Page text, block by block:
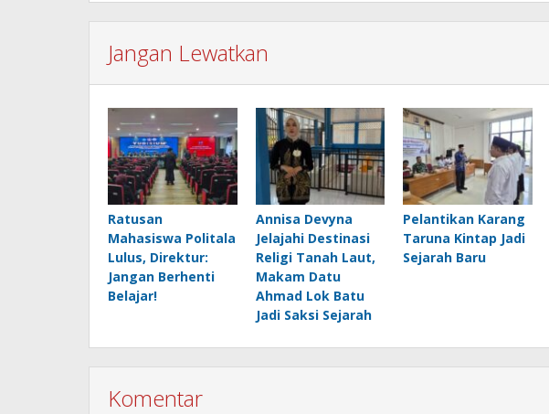
Jangan Lewatkan
Ratusan
Mahasiswa Politala
Lulus, Direktur:
Jangan Berhenti
Belajar!
Annisa Devyna
Jelajahi Destinasi
Religi Tanah Laut,
Makam Datu
Ahmad Lok Batu
Jadi Saksi Sejarah
Pelantikan Karang
Taruna Kintap Jadi
Sejarah Baru
Komentar